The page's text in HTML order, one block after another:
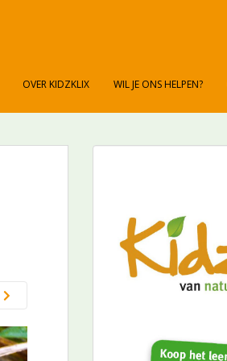
OVER KIDZKLIX WIL JE ONS HELPEN?